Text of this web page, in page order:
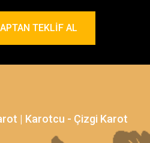
TEKLIF AL
| Karotcu - Çizgi Karot